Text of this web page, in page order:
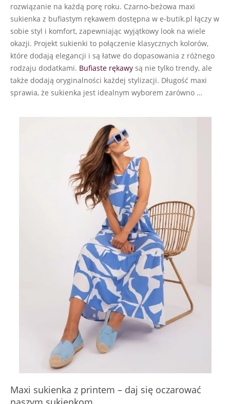
rozwiązanie na każdą porę roku. Czarno-beżowa maxi
sukienka z bufiastym rękawem dostępna w e-butik.pl łączy w
sobie styl i komfort, zapewniając wyjątkowy look na wiele
okazji. Projekt sukienki to połączenie klasycznych kolorów,
które dodają elegancji i są łatwe do dopasowania z różnego
rodzaju dodatkami. Bufiaste rękawy są nie tylko trendy, ale
także dodają oryginalności każdej stylizacji. Długość maxi
sprawia, że sukienka jest idealnym wyborem zarówno …
Maxi sukienka z printem – daj się oczarować